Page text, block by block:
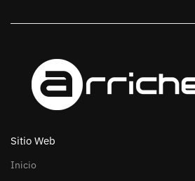
Sitio Web
Inicio